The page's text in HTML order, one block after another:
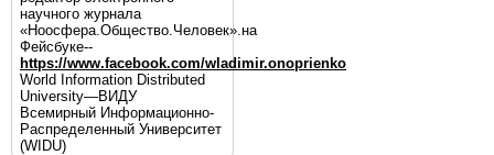
научного журнала
«Ноосфера.Общество.Человек».на
Фейсбуке--
https://www.facebook.com/wladimir.onoprienko
World Information Distributed
University—ВИДУ
Всемирный Информационно-
Распределенный Университет
(WIDU)